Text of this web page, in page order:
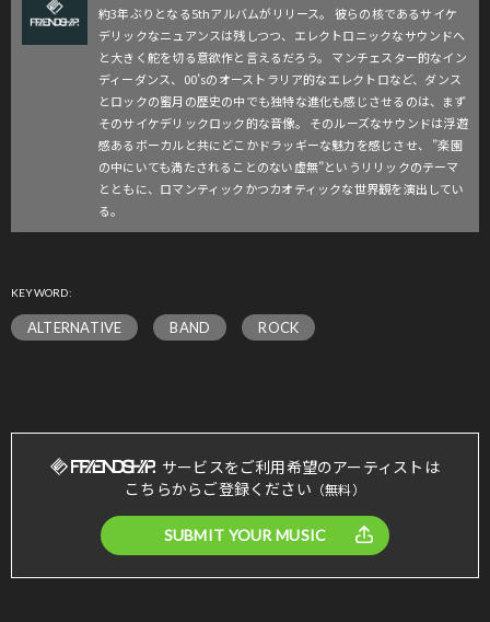
約3年ぶりとなる5thアルバムがリリース。 彼らの核であるサイケ
デリックなニュアンスは残しつつ、エレクトロニックなサウンドへ
と大きく舵を切る意欲作と言えるだろう。 マンチェスター的なイン
ディーダンス、00’sのオーストラリア的なエレクトロなど、ダンス
とロックの蜜月の歴史の中でも独特な進化も感じさせるのは、まず
そのサイケデリックロック的な音像。 そのルーズなサウンドは浮遊
感あるボーカルと共にどこかドラッギーな魅力を感じさせ、 ”楽園
の中にいても満たされることのない虚無”というリリックのテーマ
とともに、ロマンティックかつカオティックな世界観を演出してい
る。
KEYWORD:
ALTERNATIVE BAND ROCK
サービスをご利用希望のアーティストは
こちらからご登録ください （無料）
SUBMIT YOUR MUSIC